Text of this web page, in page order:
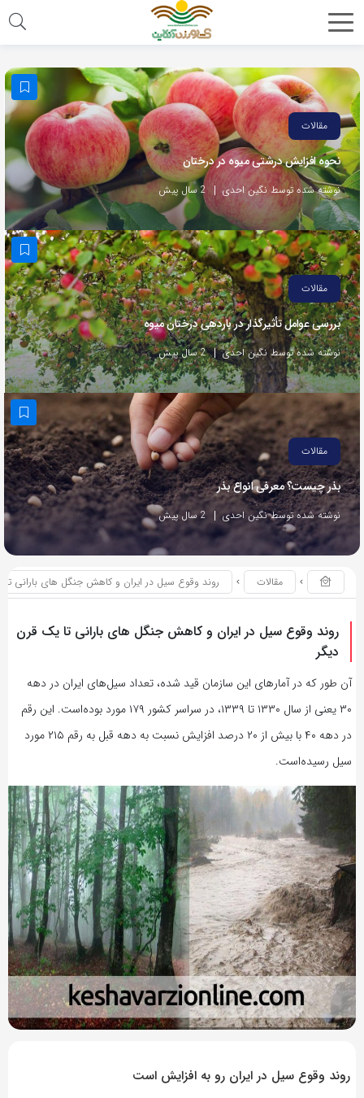
مقالات
نحوه افزایش درشتی میوه در درختان
نوشته شده توسط نگین احدی 2 سال پیش
مقالات
بررسی عوامل تأثیرگذار در باردهی درختان میوه
نوشته شده توسط نگین احدی 2 سال پیش
مقالات
بذر چیست؟ معرفی انواع بذر
نوشته شده توسط نگین احدی 2 سال پیش
مقالات روند وقوع سیل در ایران و کاهش جنگل های بارانی
روند وقوع سیل در ایران و کاهش جنگل های بارانی تا یک قرن
دیگر
آن طور که در آمارهای این سازمان قید شده، تعداد سیل‌های ایران در دهه
۳۰ یعنی از سال ۱۳۳۰ تا ۱۳۳۹، در سراسر کشور ۱۷۹ مورد بوده‌است. این رقم
در دهه ۴۰ با بیش از ۲۰ درصد افزایش نسبت به دهه قبل به رقم ۲۱۵ مورد
سیل رسیده‌است.
روند وقوع سیل در ایران رو به افزایش است